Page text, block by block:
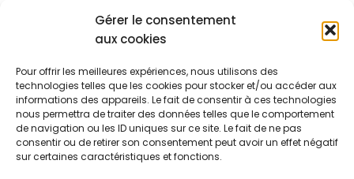
Gérer le consentement
aux cookies
Pour offrir les meilleures expériences, nous utilisons des
technologies telles que les cookies pour stocker et/ou accéder aux
informations des appareils. Le fait de consentir à ces technologies
nous permettra de traiter des données telles que le comportement
de navigation ou les ID uniques sur ce site. Le fait de ne pas
consentir ou de retirer son consentement peut avoir un effet négatif
sur certaines caractéristiques et fonctions.
Rejoindre le Réseau Stratexio
Gouvernance
Rapport d'activité
Consulter le certificat Qualiopi
Stratexio | Copyright © 2025